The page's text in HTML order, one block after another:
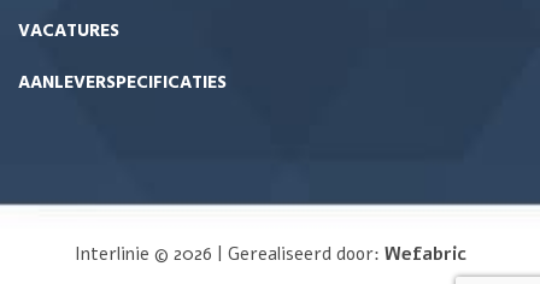
VACATURES
AANLEVERSPECIFICATIES
Interlinie © 2026 | Gerealiseerd door: Wefabric